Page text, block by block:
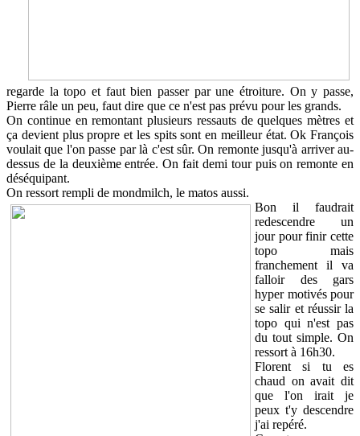
regarde la topo et faut bien passer par une étroiture. On y passe,
Pierre râle un peu, faut dire que ce n'est pas prévu pour les grands.
On continue en remontant plusieurs ressauts de quelques mètres et
ça devient plus propre et les spits sont en meilleur état. Ok François
voulait que l'on passe par là c'est sûr. On remonte jusqu'à arriver au-
dessus de la deuxième entrée. On fait demi tour puis on remonte en
déséquipant.
On ressort rempli de mondmilch, le matos aussi.
Bon il faudrait
redescendre un
jour pour finir cette
topo mais
franchement il va
falloir des gars
hyper motivés pour
se salir et réussir la
topo qui n'est pas
du tout simple. On
ressort à 16h30.
Florent si tu es
chaud on avait dit
que l'on irait je
peux t'y descendre
j'ai repéré.